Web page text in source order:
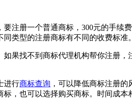
册一个普通商标，300元的手续
类型的注册商标有不同的收费标准。
找不到商标代理机构帮你注册，
进行商标查询 ，可以降低商标注册的
，也可以选择购买商标。时间成本